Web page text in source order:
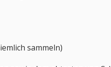
sammeln)